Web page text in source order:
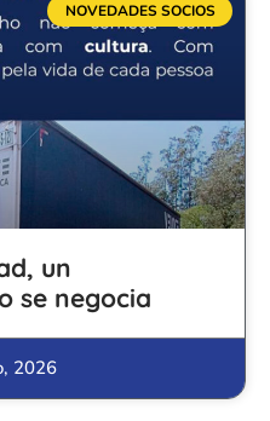
NOVEDADES SOCIOS
un
se negocia
2026